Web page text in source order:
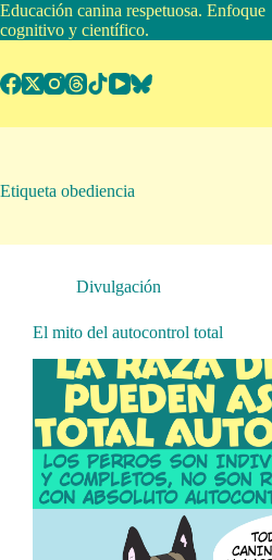
Educación canina respetuosa. Enfoque
cognitivo y científico.
Etiqueta obediencia
Divulgación
El mito del autocontrol total